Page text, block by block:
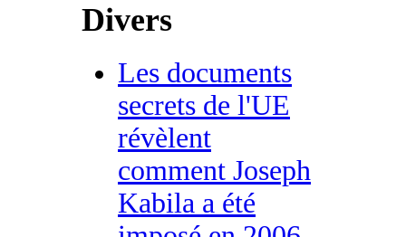
Divers
Les documents
secrets de l'UE
révèlent
comment Joseph
Kabila a été